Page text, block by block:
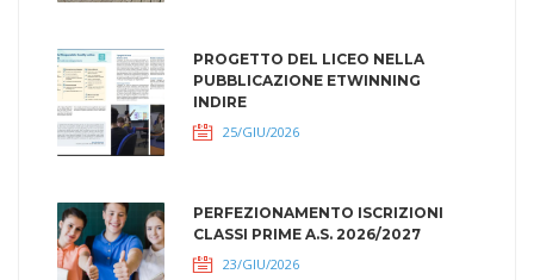
PROGETTO DEL LICEO NELLA
PUBBLICAZIONE ETWINNING
INDIRE
25/GIU/2026
PERFEZIONAMENTO ISCRIZIONI
CLASSI PRIME A.S. 2026/2027
23/GIU/2026